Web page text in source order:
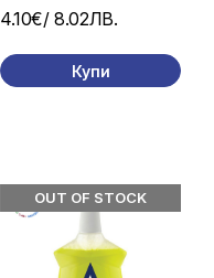
4.10€/ 8.02ЛВ.
ароматизиран
Купи
OUT OF STOCK